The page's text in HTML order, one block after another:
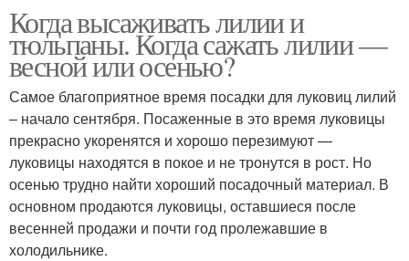
Когда высаживать лилии и
тюльпаны. Когда сажать лилии —
весной или осенью?
Самое благоприятное время посадки для луковиц лилий
– начало сентября. Посаженные в это время луковицы
прекрасно укоренятся и хорошо перезимуют —
луковицы находятся в покое и не тронутся в рост. Но
осенью трудно найти хороший посадочный материал. В
основном продаются луковицы, оставшиеся после
весенней продажи и почти год пролежавшие в
холодильнике.